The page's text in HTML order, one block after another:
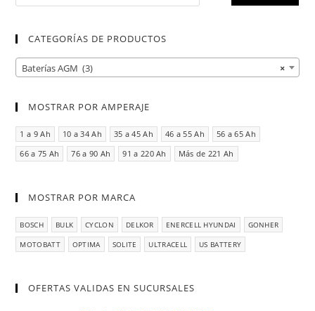
CATEGORÍAS DE PRODUCTOS
×
Baterías AGM (3)
MOSTRAR POR AMPERAJE
1 a 9 Ah 10 a 34 Ah 35 a 45 Ah 46 a 55 Ah
56 a 65 Ah
66 a 75 Ah
76 a 90 Ah 91 a 220 Ah Más de 221 Ah
MOSTRAR POR MARCA
BOSCH BULK CYCLON DELKOR ENERCELL HYUNDAI
GONHER
MOTOBATT
OPTIMA SOLITE ULTRACELL US BATTERY
OFERTAS VALIDAS EN SUCURSALES